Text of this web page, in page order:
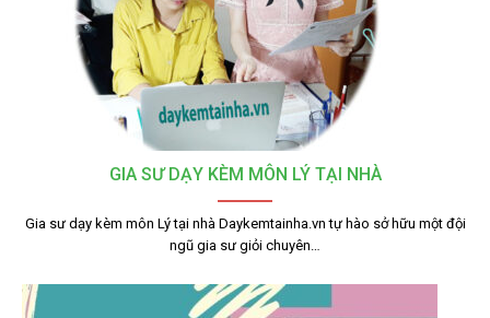
GIA SƯ DẠY KÈM MÔN LÝ TẠI NHÀ
Gia sư dạy kèm môn Lý tại nhà Daykemtainha.vn tự hào sở hữu một đội
ngũ gia sư giỏi chuyên…